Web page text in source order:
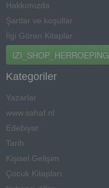
Hakkımızda
Şartlar ve koşullar
İlgi Gören Kitaplar
IZI_SHOP_HERROEPING
Kategoriler
Yazarlar
www.sahaf.nl
Edebiyat
Tarih
Kişisel Gelişim
Çocuk Kitapları